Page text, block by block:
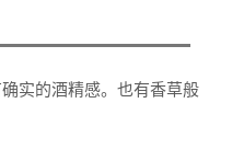
实的酒精感。也有香草般